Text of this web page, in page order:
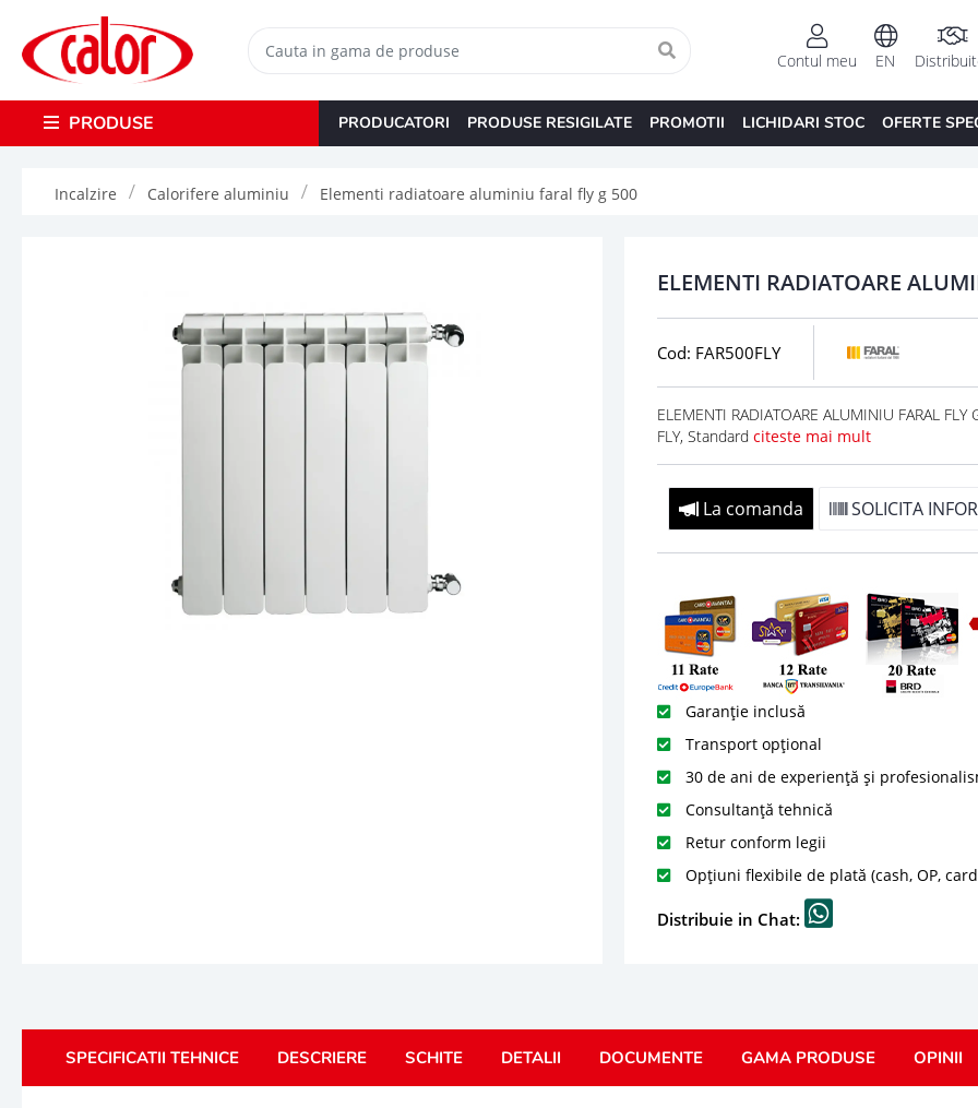
EN
Contul meu
PRODUSE PRODUCATORI PRODUSE RESIGILATE PROMOTII LICHIDARI STOC OFERTE
Incalzire Calorifere aluminiu Elementi radiatoare aluminiu faral fly g 500
ELEMENTI RADIATOARE
Cod: FAR500FLY
ELEMENTI RADIATOARE ALUMINIU FARAL
FLY, Standard citeste mai mult
La comanda SOLICITA
Garanție inclusă
Transport opțional
30 de ani de experiență și
Consultanță tehnică
Retur conform legii
Opțiuni flexibile de plată (cash, OP,
Distribuie in Chat:
SPECIFICATII TEHNICE DESCRIERE SCHITE DETALII DOCUMENTE GAMA PRODUSE OPINII